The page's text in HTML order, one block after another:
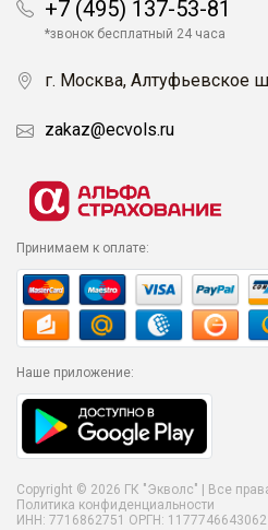
+7 (495) 137-53-81
*звонок бесплатный 24 часа
г. Москва, Алтуфьевское
zakaz@ecvols.ru
Принимаем к оплате:
Наше приложение:
Copyright © 2026 ГК "Экволс" | Все
Политика конфиденциальности
ИНН: 7716862751 ОРГН: 1177746643062